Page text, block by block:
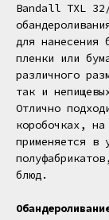
Bandall TXL
для нанесения
пленки или
различного
так и
Отлично
коробочках,
применяется в
блюд.